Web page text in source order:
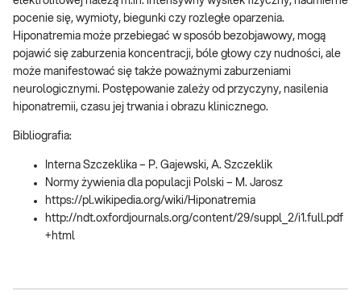
pocenie się, wymioty, biegunki czy rozległe oparzenia.
Hiponatremia może przebiegać w sposób bezobjawowy, mogą
pojawić się zaburzenia koncentracji, bóle głowy czy nudności, ale
może manifestować się także poważnymi zaburzeniami
neurologicznymi. Postępowanie zależy od przyczyny, nasilenia
hiponatremii, czasu jej trwania i obrazu klinicznego.
Bibliografia:
Interna Szczeklika – P. Gajewski, A. Szczeklik
Normy żywienia dla populacji Polski – M. Jarosz
https://pl.wikipedia.org/wiki/Hiponatremia
http://ndt.oxfordjournals.org/content/29/suppl_2/i1.full.pdf
+html